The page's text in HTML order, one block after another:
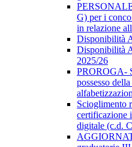
G) per i
in relazione
Disponibilità
Disponibilità
2025/26
PROROGA-
possesso
Scioglimento
certificazione
digitale (c.d.